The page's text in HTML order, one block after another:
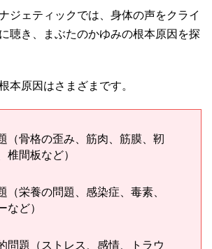
ジェティックでは、身体の声をクライ
聴き、まぶたのかゆみの根本原因を探
本原因はさまざまです。
（骨格の歪み、筋肉、筋膜、靭
椎間板など）
（栄養の問題、感染症、毒素、
など）
問題（ストレス、感情、トラウ